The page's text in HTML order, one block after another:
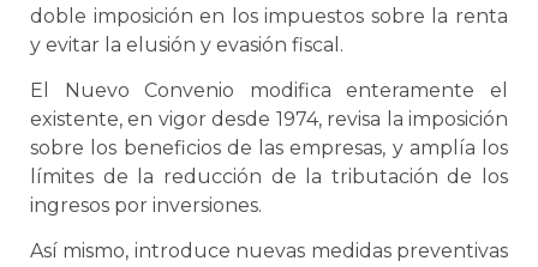
doble imposición en los impuestos sobre la renta
y evitar la elusión y evasión fiscal.
El Nuevo Convenio modifica enteramente el
existente, en vigor desde 1974, revisa la imposición
sobre los beneficios de las empresas, y amplía los
límites de la reducción de la tributación de los
ingresos por inversiones.
Así mismo, introduce nuevas medidas preventivas